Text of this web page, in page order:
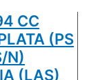
CC
(PS
N)
(LAS)